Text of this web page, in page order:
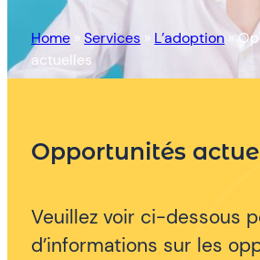
Home »Services » L’adoption »
actuelles
Opportunités
Veuillez voir ci-dessous
d’informations sur les